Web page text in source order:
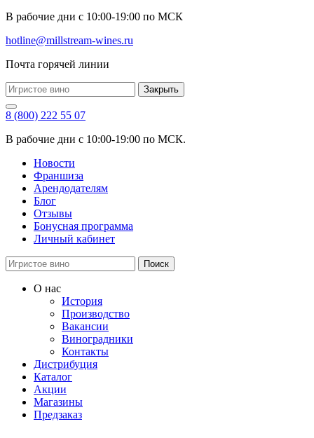
В рабочие дни с 10:00-19:00 по МСК
hotline@millstream-wines.ru
Почта горячей линии
Закрыть
8 (800) 222 55 07
В рабочие дни с 10:00-19:00 по МСК.
Новости
Франшиза
Арендодателям
Блог
Отзывы
Бонусная программа
Личный кабинет
Поиск
О нас
История
Производство
Вакансии
Виноградники
Контакты
Дистрибуция
Каталог
Акции
Магазины
Предзаказ